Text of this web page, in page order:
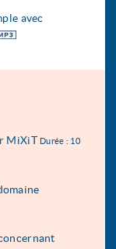
avec
MiXiT Durée : 10